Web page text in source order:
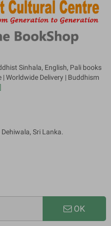
Sinhala, English, Pali books
Worldwide Delivery | Buddhism
Sri Lanka.
OK